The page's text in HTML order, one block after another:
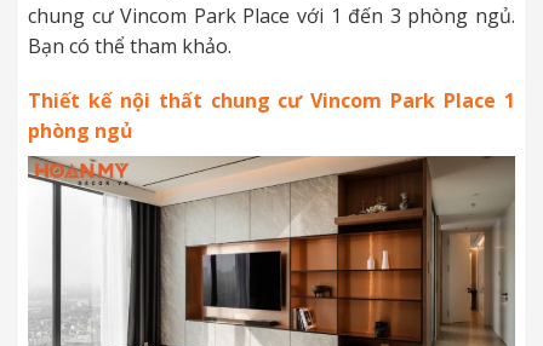
chung cư Vincom Park Place với 1 đến 3 phòng ngủ.
Bạn có thể tham khảo.
Thiết kế nội thất chung cư Vincom Park Place 1
phòng ngủ